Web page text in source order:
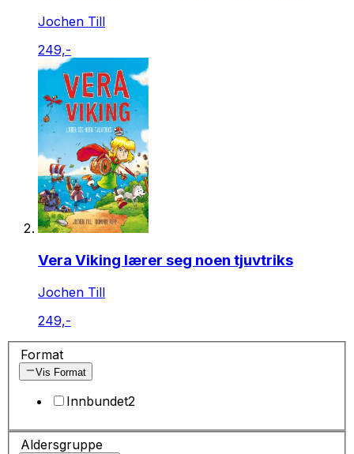
Jochen Till
249,-
Vera Viking lærer seg noen tjuvtriks
Jochen Till
249,-
Format
Vis Format
Innbundet2
Aldersgruppe